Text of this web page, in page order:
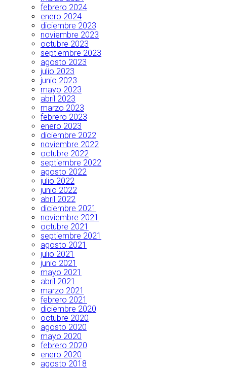
febrero 2024
enero 2024
diciembre 2023
noviembre 2023
octubre 2023
septiembre 2023
agosto 2023
julio 2023
junio 2023
mayo 2023
abril 2023
marzo 2023
febrero 2023
enero 2023
diciembre 2022
noviembre 2022
octubre 2022
septiembre 2022
agosto 2022
julio 2022
junio 2022
abril 2022
diciembre 2021
noviembre 2021
octubre 2021
septiembre 2021
agosto 2021
julio 2021
junio 2021
mayo 2021
abril 2021
marzo 2021
febrero 2021
diciembre 2020
octubre 2020
agosto 2020
mayo 2020
febrero 2020
enero 2020
agosto 2018